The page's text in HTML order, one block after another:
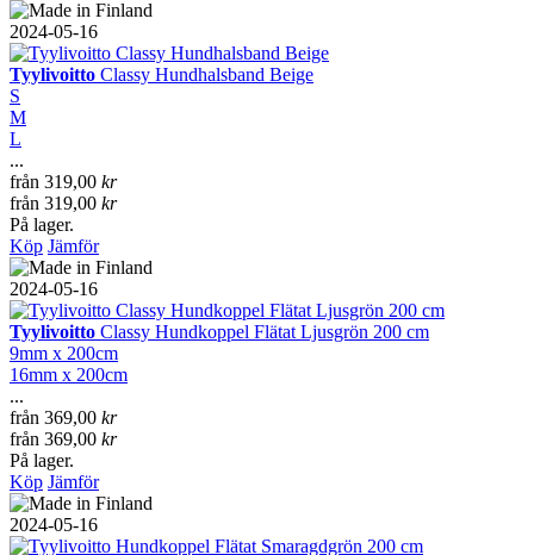
2024-05-16
Tyylivoitto Classy Hundhalsband Beige
S
M
L
...
från 319,00 kr
från 319,00 kr
På lager.
Köp Jämför
2024-05-16
Tyylivoitto Classy Hundkoppel Flätat Ljusgrön 200 cm
9mm x 200cm
16mm x 200cm
...
från 369,00 kr
från 369,00 kr
På lager.
Köp Jämför
2024-05-16